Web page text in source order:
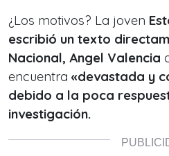
¿Los motivos? La joven
escribió un texto
Nacional, Angel Valencia
encuentra «devastada y
debido a la poca
investigación.